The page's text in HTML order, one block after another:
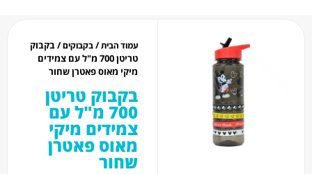
עמוד הבית/בקבוקים/ בקבוק
טריטן 700 מ"ל עם צמידים
מיקי מאוס פאטרן שחור
בקבוק טריטן
700 מ"ל עם
צמידים מיקי
מאוס פאטרן
שחור